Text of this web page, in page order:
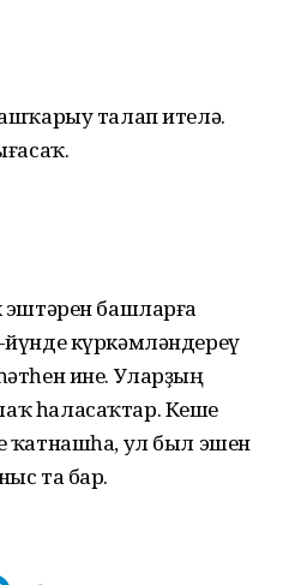
талап ителә.
эштәрен башларға
күркәмләндереү
ине. Уларҙың
һаласаҡтар. Кеше
ҡатнашһа, ул был эшен
та бар.